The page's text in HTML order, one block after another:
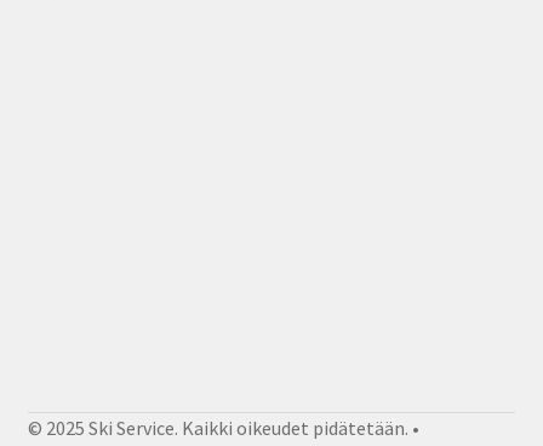
© 2025 Ski Service. Kaikki oikeudet pidätetään. •